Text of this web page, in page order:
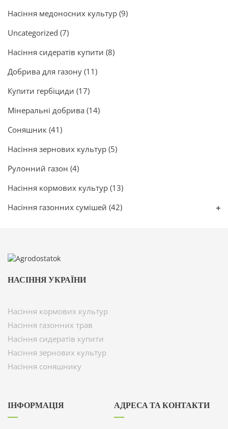
Насіння медоносних культур (9)
Uncategorized (7)
Насіння сидератів купити (8)
Добрива для газону (11)
Купити гербіциди (17)
Мінеральні добрива (14)
Соняшник (41)
Насіння зернових культур (5)
Рулонний газон (4)
Насіння кормових культур (13)
Насіння газонних сумішей (42)
НАСІННЯ УКРАЇНИ
Насіння кормових культур
Насіння газонних трав
Насіння сидератів купити
Насіння зернових культур
Насіння соняшнику
ІНФОРМАЦІЯ АДРЕСА ТА КОНТАКТИ